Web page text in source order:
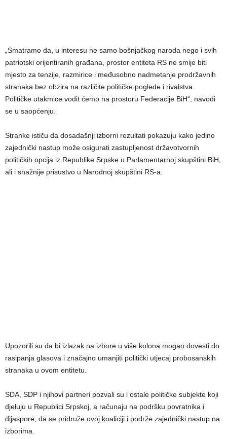
„Smatramo da, u interesu ne samo bošnjačkog naroda nego i svih
patriotski orijentiranih građana, prostor entiteta RS ne smije biti
mjesto za tenzije, razmirice i međusobno nadmetanje prodržavnih
stranaka bez obzira na različite političke poglede i rivalstva.
Političke utakmice vodit ćemo na prostoru Federacije BiH“, navodi
se u saopćenju.
Stranke ističu da dosadašnji izborni rezultati pokazuju kako jedino
zajednički nastup može osigurati zastupljenost državotvornih
političkih opcija iz Republike Srpske u Parlamentarnoj skupštini BiH,
ali i snažnije prisustvo u Narodnoj skupštini RS-a.
Upozorili su da bi izlazak na izbore u više kolona mogao dovesti do
rasipanja glasova i značajno umanjiti politički utjecaj probosanskih
stranaka u ovom entitetu.
SDA, SDP i njihovi partneri pozvali su i ostale političke subjekte koji
djeluju u Republici Srpskoj, a računaju na podršku povratnika i
dijaspore, da se pridruže ovoj koaliciji i podrže zajednički nastup na
izborima.